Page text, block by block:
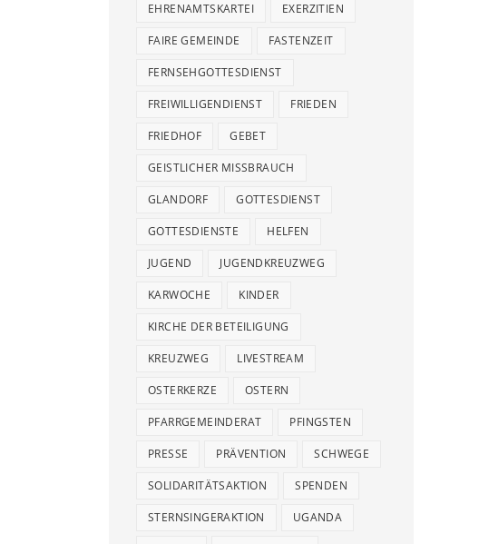
EHRENAMTSKARTEI EXERZITIEN
FAIRE GEMEINDE FASTENZEIT
FERNSEHGOTTESDIENST
FREIWILLIGENDIENST FRIEDEN
FRIEDHOF GEBET
GEISTLICHER MISSBRAUCH
GLANDORF GOTTESDIENST
GOTTESDIENSTE HELFEN
JUGEND JUGENDKREUZWEG
KARWOCHE KINDER
KIRCHE DER BETEILIGUNG
KREUZWEG LIVESTREAM
OSTERKERZE OSTERN
PFARRGEMEINDERAT PFINGSTEN
PRESSE PRÄVENTION SCHWEGE
SOLIDARITÄTSAKTION SPENDEN
STERNSINGERAKTION UGANDA